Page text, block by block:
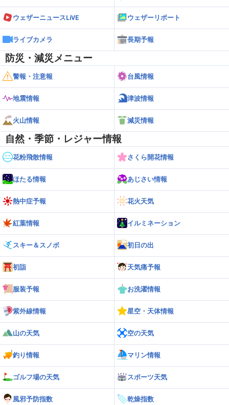
23 大潟
24 柏崎
25
新潟
相川 31.9℃
25
新潟
両津
13:25
27
新潟
弾崎
ウェザーニュースLiVE ウェザーリポート
ライブカメラ 長期予報
防災・減災メニュー
警報・注意報 台風情報
地震情報 津波情報
火山情報 減災情報
自然・季節・レジャー情報
花粉飛散情報 さくら開花情報
ほたる情報 あじさい情報
熱中症予報 花火天気
紅葉情報 イルミネーション
スキー＆スノボ 初日の出
初詣 天気痛予報
服装予報 お洗濯情報
紫外線情報 星空・天体情報
山の天気 空の天気
釣り情報 マリン情報
ゴルフ場の天気 スポーツ天気
風邪予防指数 乾燥指数